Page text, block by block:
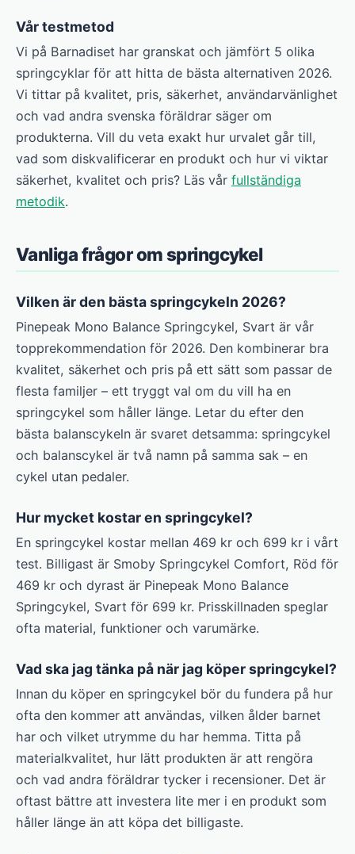
Vår testmetod
Vi på Barnadiset har granskat och jämfört 5 olika
springcyklar för att hitta de bästa alternativen 2026.
Vi tittar på kvalitet, pris, säkerhet, användarvänlighet
och vad andra svenska föräldrar säger om
produkterna. Vill du veta exakt hur urvalet går till,
vad som diskvalificerar en produkt och hur vi viktar
säkerhet, kvalitet och pris? Läs vår fullständiga
metodik.
Vanliga frågor om springcykel
Vilken är den bästa springcykeln 2026?
Pinepeak Mono Balance Springcykel, Svart är vår
topprekommendation för 2026. Den kombinerar bra
kvalitet, säkerhet och pris på ett sätt som passar de
flesta familjer – ett tryggt val om du vill ha en
springcykel som håller länge. Letar du efter den
bästa balanscykeln är svaret detsamma: springcykel
och balanscykel är två namn på samma sak – en
cykel utan pedaler.
Hur mycket kostar en springcykel?
En springcykel kostar mellan 469 kr och 699 kr i vårt
test. Billigast är Smoby Springcykel Comfort, Röd för
469 kr och dyrast är Pinepeak Mono Balance
Springcykel, Svart för 699 kr. Prisskillnaden speglar
ofta material, funktioner och varumärke.
Vad ska jag tänka på när jag köper springcykel?
Innan du köper en springcykel bör du fundera på hur
ofta den kommer att användas, vilken ålder barnet
har och vilket utrymme du har hemma. Titta på
materialkvalitet, hur lätt produkten är att rengöra
och vad andra föräldrar tycker i recensioner. Det är
oftast bättre att investera lite mer i en produkt som
håller länge än att köpa det billigaste.